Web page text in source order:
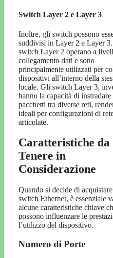
Switch Layer 2 e Layer 3
Inoltre, gli switch possono
suddivisi in Layer 2 e Layer
switch Layer 2 operano a
collegamento dati e sono
principalmente utilizzati per
dispositivi all’interno della
locale. Gli switch Layer 3,
hanno la capacità di instradare
pacchetti tra diverse reti,
ideali per configurazioni di
articolate.
Caratteristiche da
Tenere in
Considerazione
Quando si decide di
switch Ethernet, è essenziale
alcune caratteristiche chiave
possono influenzare le
l’utilizzo del dispositivo.
Numero di Porte